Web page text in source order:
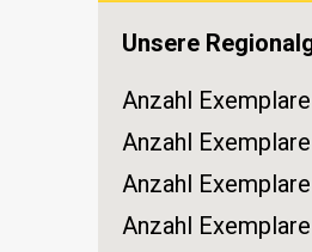
Unsere
Anzahl
Anzahl
Anzahl
Anzahl